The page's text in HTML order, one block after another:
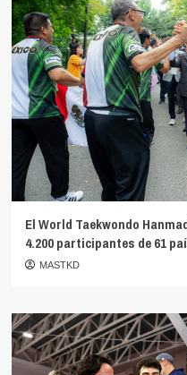
El World Taekwondo
4.200 participantes de 61
MASTKD